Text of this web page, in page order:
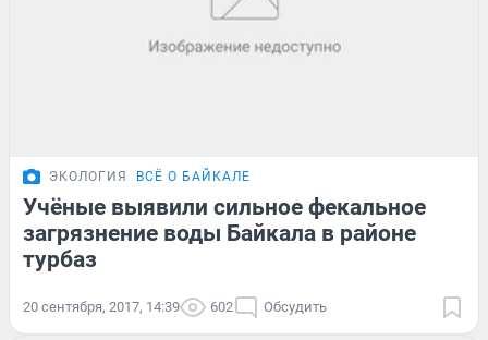
ЭКОЛОГИЯ ВСЁ О БАЙКАЛЕ
Учёные выявили сильное фекальное
загрязнение воды Байкала в районе
турбаз
20 сентября, 2017, 14:39 602 Обсудить